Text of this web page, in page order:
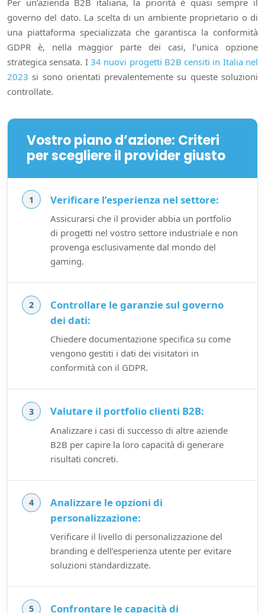
governo del dato. La scelta di un ambiente proprietario o di
una piattaforma specializzata che garantisca la conformità
GDPR è, nella maggior parte dei casi, l’unica opzione
strategica sensata. I 34 nuovi progetti B2B censiti in Italia nel
2023 si sono orientati prevalentemente su queste soluzioni
controllate.
Vostro piano d’azione: Criteri
per scegliere il provider giusto
Verificare l’esperienza nel settore:
Assicurarsi che il provider abbia un portfolio
di progetti nel vostro settore industriale e non
provenga esclusivamente dal mondo del
gaming.
Controllare le garanzie sul governo
dei dati:
Chiedere documentazione specifica su come
vengono gestiti i dati dei visitatori in
conformità con il GDPR.
Valutare il portfolio clienti B2B:
Analizzare i casi di successo di altre aziende
B2B per capire la loro capacità di generare
risultati concreti.
Analizzare le opzioni di
personalizzazione:
Verificare il livello di personalizzazione del
branding e dell’esperienza utente per evitare
soluzioni standardizzate.
Confrontare le capacità di